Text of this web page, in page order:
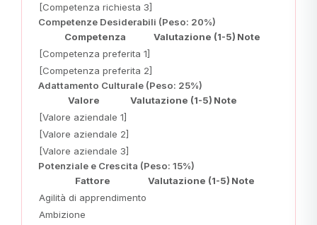
[Competenza richiesta 3]
Competenze Desiderabili (Peso: 20%)
Competenza
Valutazione (1-5) Note
[Competenza preferita 1]
[Competenza preferita 2]
Adattamento Culturale (Peso: 25%)
Valore
Valutazione (1-5) Note
[Valore aziendale 1]
[Valore aziendale 2]
[Valore aziendale 3]
Potenziale e Crescita (Peso: 15%)
Fattore
Valutazione (1-5) Note
Agilità di apprendimento
Ambizione